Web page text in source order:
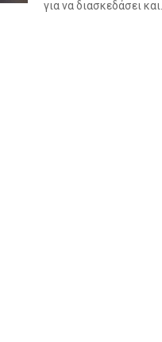
για να διασκεδάσει και...